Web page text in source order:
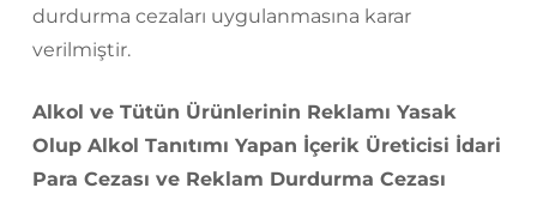
durdurma cezaları uygulanmasına karar
verilmiştir.
Alkol ve Tütün Ürünlerinin Reklamı Yasak
Olup Alkol Tanıtımı Yapan İçerik Üreticisi İdari
Para Cezası ve Reklam Durdurma Cezası